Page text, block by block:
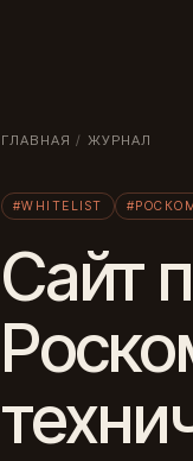
ГЛАВНАЯ / ЖУРНАЛ
#WHITELIST
Сайт